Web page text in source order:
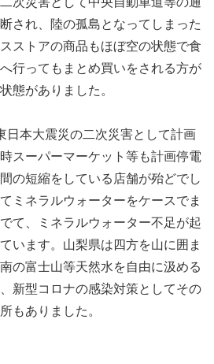
され、陸の孤島となってしまった
ストアの商品もほぼ空の状態で食
行ってもまとめ買いをされる方が
態がありました。
日本大震災の二次災害として計画
スーパーマーケット等も計画停電
の短縮をしている店舗が殆どでし
ミネラルウォーターをケースでま
て、ミネラルウォーター不足が起
います。山梨県は四方を山に囲ま
の富士山等天然水を自由に汲める
新型コロナの感染対策としてその
もありました。